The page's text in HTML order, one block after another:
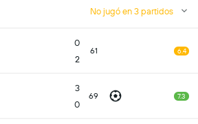
No jugó en 3 partidos
0
2
61 6.4
3
0
69 7.3